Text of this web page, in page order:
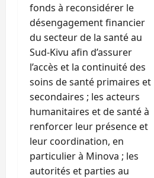
fonds à reconsidérer le
désengagement financier
du secteur de la santé au
Sud-Kivu afin d’assurer
l’accès et la continuité des
soins de santé primaires et
secondaires ; les acteurs
humanitaires et de santé à
renforcer leur présence et
leur coordination, en
particulier à Minova ; les
autorités et parties au